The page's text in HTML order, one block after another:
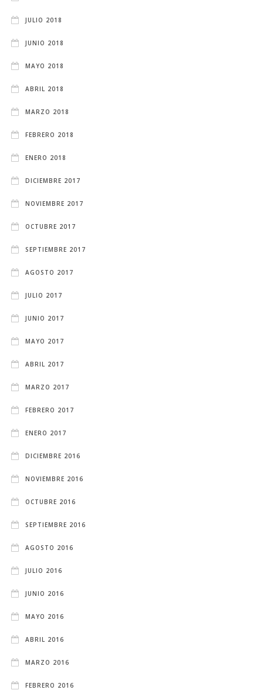
JULIO 2018
JUNIO 2018
MAYO 2018
ABRIL 2018
MARZO 2018
FEBRERO 2018
ENERO 2018
DICIEMBRE 2017
NOVIEMBRE 2017
OCTUBRE 2017
SEPTIEMBRE 2017
AGOSTO 2017
JULIO 2017
JUNIO 2017
MAYO 2017
ABRIL 2017
MARZO 2017
FEBRERO 2017
ENERO 2017
DICIEMBRE 2016
NOVIEMBRE 2016
OCTUBRE 2016
SEPTIEMBRE 2016
AGOSTO 2016
JULIO 2016
JUNIO 2016
MAYO 2016
ABRIL 2016
MARZO 2016
FEBRERO 2016